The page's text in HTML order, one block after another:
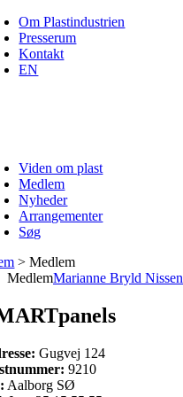
Skip
to
content
Om Plastindustrien
Presserum
Kontakt
EN
Viden om plast
Medlem
Nyheder
Arrangementer
Søg
>Medlem
MedlemMarianne Bryld Nissen
Gugvej 124
9210
Aalborg SØ